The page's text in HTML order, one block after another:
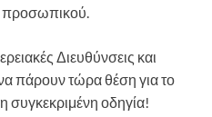
προσωπικού.
Διευθύνσεις και
πάρουν τώρα θέση για το
συγκεκριμένη οδηγία!